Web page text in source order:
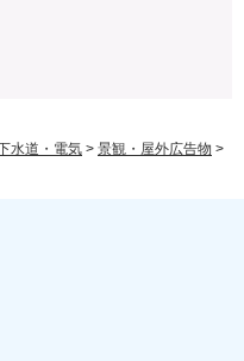
水道・電気 > 景観・屋外広告物 >